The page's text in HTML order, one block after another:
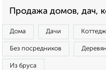
Продажа домов, дач,
Дома Дачи
Без посредников
Из бруса